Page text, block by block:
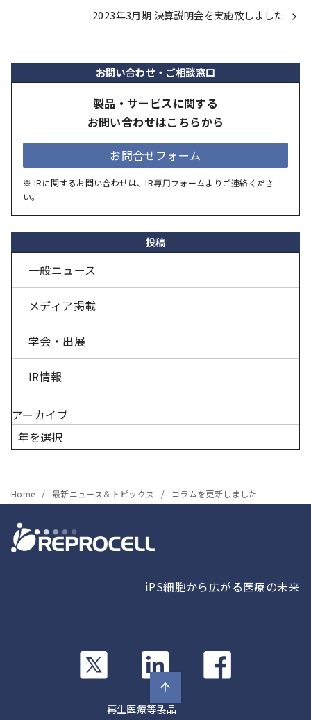
2023年3月期 決算説明会を実施致しました
お問い合わせ・ご相談窓口
製品・サービスに関する
お問い合わせはこちらから
お問合せフォーム
※ IRに関するお問い合わせは、IR専用フォームよりご連絡くださ
い。
投稿
一般ニュース
メディア掲載
学会・出展
IR情報
アーカイブ
Home 最新ニュース＆トピックス コラムを更新しました
iPS細胞から広がる医療の未来
カ
リ
ム
再生医療等製品